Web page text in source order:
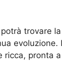
trovare
evoluzione.
ricca, pronta